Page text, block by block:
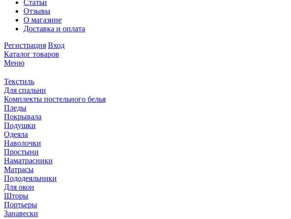
Статьи
Отзывы
О магазине
Доставка и оплата
Регистрация Вход
Каталог товаров
Меню
Текстиль
Для спальни
Комплекты постельного белья
Пледы
Покрывала
Подушки
Одеяла
Наволочки
Простыни
Наматрасники
Матрасы
Пододеяльники
Для окон
Шторы
Портьеры
Занавески